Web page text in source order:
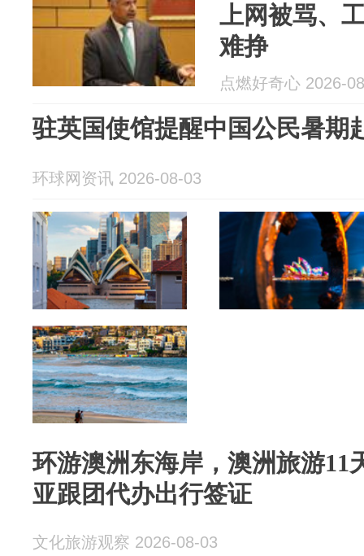
上网被骂、
难挣
点燃好奇心 2026-
驻英国使馆提醒中国公民暑期
环球网资讯 2026-08-03
环游澳洲东海岸，澳洲旅游11
亚跟团代办出行签证
文化旅游观察 2026-08-03